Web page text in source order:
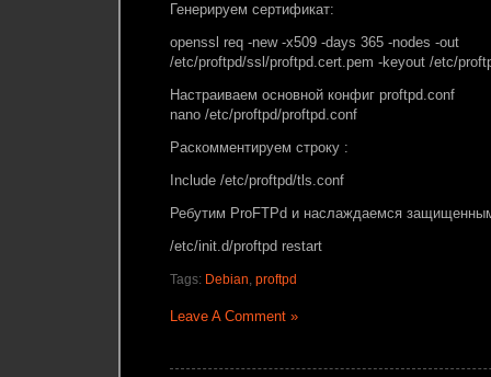
Генерируем сертификат:
openssl req -new -x509 -days 365 -nodes -out
/etc/proftpd/ssl/proftpd.cert.pem -keyout /etc/
Настраиваем основной конфиг proftpd.conf
nano /etc/proftpd/proftpd.conf
Раскомментируем строку :
Include /etc/proftpd/tls.conf
Ребутим ProFTPd и наслаждаемся
/etc/init.d/proftpd restart
Tags: Debian, proftpd
Leave A Comment »